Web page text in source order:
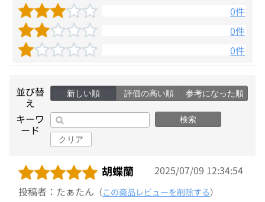
0件
0件
0件
並び替
え
新しい順 評価の高い順 参考になった順
キーワ
ード
検索
クリア
胡蝶蘭
2025/07/09 12:34:54
投稿者：たぁたん （この商品レビューを削除する）